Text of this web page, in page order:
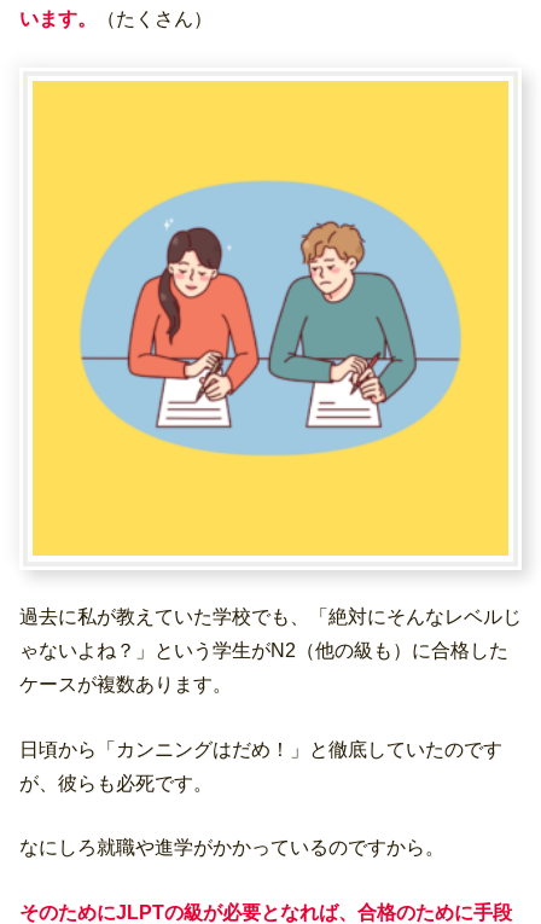
います。 （たくさん）
過去に私が教えていた学校でも、「絶対にそんなレベルじ
ゃないよね？」という学生がN2（他の級も）に合格した
ケースが複数あります。
日頃から「カンニングはだめ！」と徹底していたのです
が、彼らも必死です。
なにしろ就職や進学がかかっているのですから。
そのためにJLPTの級が必要となれば、合格のために手段